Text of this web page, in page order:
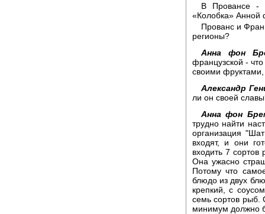
В Провансе -
«Колобка» Анной
Прованс и
регионы?
Анна фон
французской -
своими
Александр
ли он своей
Анна фон
трудно найти
организация
входят, и они
входить 7
Она ужасно
Потому что
блюдо из двух
крепкий, с
семь сортов рыб.
минимум должно